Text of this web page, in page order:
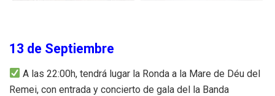
13 de Septiembre
A las 22:00h, tendrá lugar la Ronda a la Mare de Déu del
Remei, con entrada y concierto de gala del la Banda